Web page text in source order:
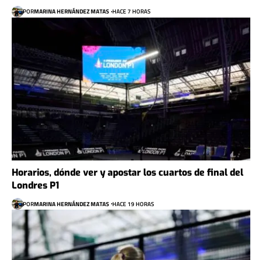
PORMARINA HERNÁNDEZ MATAS HACE 7 HORAS
Horarios, dónde ver y apostar los cuartos de final del
Londres P1
PORMARINA HERNÁNDEZ MATAS HACE 19 HORAS